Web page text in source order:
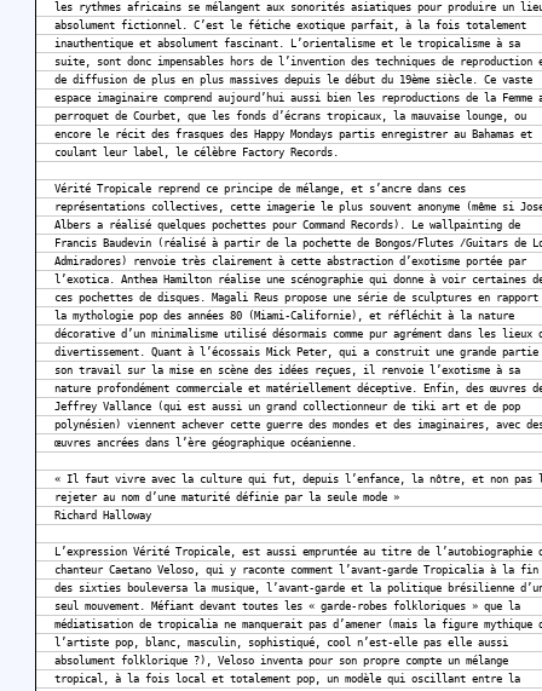
les rythmes africains se mélangent aux sonorités asiatiques pour produire un
absolument fictionnel. C’est le fétiche exotique parfait, à la fois totalement
inauthentique et absolument fascinant. L’orientalisme et le tropicalisme à sa
suite, sont donc impensables hors de l’invention des techniques de reproduction
de diffusion de plus en plus massives depuis le début du 19ème siècle. Ce vaste
espace imaginaire comprend aujourd’hui aussi bien les reproductions de la Femme
perroquet de Courbet, que les fonds d’écrans tropicaux, la mauvaise lounge, ou
encore le récit des frasques des Happy Mondays partis enregistrer au Bahamas et
coulant leur label, le célèbre Factory Records.
Vérité Tropicale reprend ce principe de mélange, et s’ancre dans ces
représentations collectives, cette imagerie le plus souvent anonyme (même si
Albers a réalisé quelques pochettes pour Command Records). Le wallpainting de
Francis Baudevin (réalisé à partir de la pochette de Bongos/Flutes /Guitars de
Admiradores) renvoie très clairement à cette abstraction d’exotisme portée par
l’exotica. Anthea Hamilton réalise une scénographie qui donne à voir certaines
ces pochettes de disques. Magali Reus propose une série de sculptures en rapport
la mythologie pop des années 80 (Miami-Californie), et réfléchit à la nature
décorative d’un minimalisme utilisé désormais comme pur agrément dans les lieux
divertissement. Quant à l’écossais Mick Peter, qui a construit une grande partie
son travail sur la mise en scène des idées reçues, il renvoie l’exotisme à sa
nature profondément commerciale et matériellement déceptive. Enfin, des œuvres
Jeffrey Vallance (qui est aussi un grand collectionneur de tiki art et de pop
polynésien) viennent achever cette guerre des mondes et des imaginaires, avec
œuvres ancrées dans l’ère géographique océanienne.
« Il faut vivre avec la culture qui fut, depuis l’enfance, la nôtre, et non pas
rejeter au nom d’une maturité définie par la seule mode »
Richard Halloway
L’expression Vérité Tropicale, est aussi empruntée au titre de l’autobiographie
chanteur Caetano Veloso, qui y raconte comment l’avant-garde Tropicalia à la fin
des sixties bouleversa la musique, l’avant-garde et la politique brésilienne
seul mouvement. Méfiant devant toutes les « garde-robes folkloriques » que la
médiatisation de tropicalia ne manquerait pas d’amener (mais la figure mythique
l’artiste pop, blanc, masculin, sophistiqué, cool n’est-elle pas elle aussi
absolument folklorique ?), Veloso inventa pour son propre compte un mélange
tropical, à la fois local et totalement pop, un modèle qui oscillant entre la